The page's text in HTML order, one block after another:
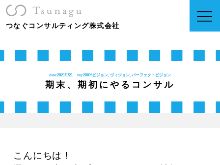
つなぐコンサルティング株式会社
date:2021/1/21 tag:200%ビジョン, ヴィジョン, パーフェクトビジョン
期末、期初にやるコンサル
こんにちは！